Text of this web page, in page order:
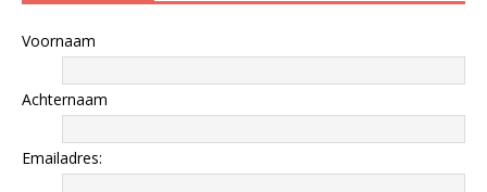
Voornaam
Achternaam
Emailadres: